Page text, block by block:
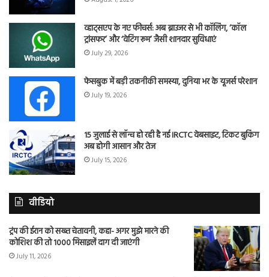
व्हाट्सएप के नए फीचर्स: अब ब्राउजर से भी कॉलिंग, ‘कॉल
ट्रांसफर’ और ‘वेटिंग रूम’ जैसी शानदार सुविधाएं
July 29, 2026
फेसबुक में बड़ी तकनीकी समस्या, दुनिया भर के यूजर्स परेशान
July 19, 2026
15 जुलाई से लॉन्च हो रही है नई IRCTC वेबसाइट, टिकट बुकिंग
अब होगी आसान और तेज
July 15, 2026
वीडियो
ट्रंप की ईरान को सख्त चेतावनी, कहा- अगर मुझे मारने की
कोशिश की तो 1000 मिसाइलें दाग दी जाएंगी
July 11, 2026